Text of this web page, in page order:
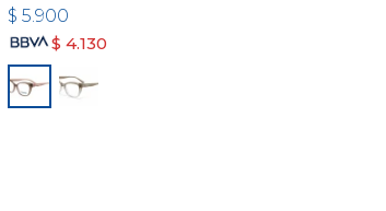
$ 5.900
$ 4.130